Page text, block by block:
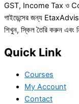
GST, Income Tax ও
গাইডেন্সের জন্য
শিখুন, স্কিল তৈরি করুন এবং
Quick Link
Courses
My Account
Contact